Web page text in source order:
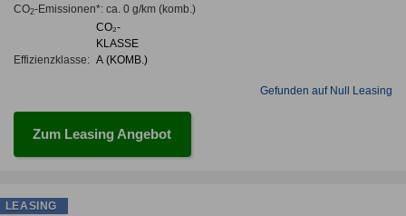
CO2-Emissionen*: ca. 0 g/km(komb.)
Effizienzklasse:
CO₂-
KLASSE
A (KOMB.)
Gefunden auf Null Leasing
Zum Leasing Angebot
LEASING